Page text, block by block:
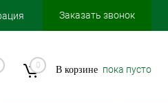
Заказать звонок
0 В корзине пока пусто